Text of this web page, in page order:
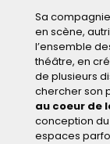
Sa
en scène,
l’ensemble
théâtre, en
de plusieurs
chercher son
au coeur de
conception
espaces